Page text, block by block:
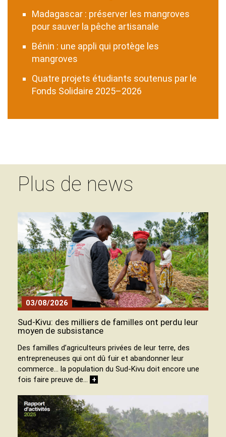
Madagascar : préserver les mangroves
pour sauver la pêche artisanale
Bénin : une appli qui protège les
mangroves
Quatre projets étudiants soutenus par le
Fonds Solidaire 2025–2026
Plus de news
03/08/2026
Sud-Kivu: des milliers de familles ont perdu leur
moyen de subsistance
Des familles d’agriculteurs privées de leur terre, des
entrepreneuses qui ont dû fuir et abandonner leur
commerce… la population du Sud-Kivu doit encore une
fois faire preuve de… +